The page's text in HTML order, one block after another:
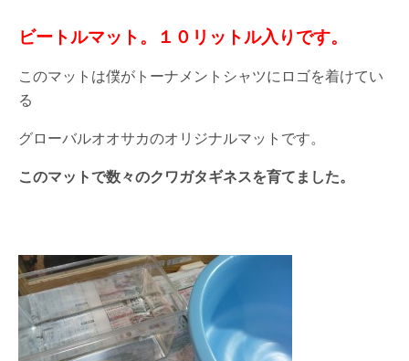
ビートルマット。１０リットル入りです。
このマットは僕がトーナメントシャツにロゴを着けてい
る
グローバルオオサカのオリジナルマットです。
このマットで数々のクワガタギネスを育てました。